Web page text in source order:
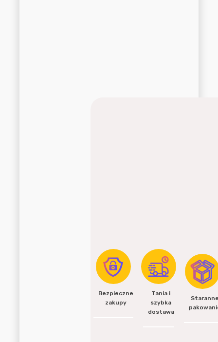
Bezpieczne
zakupy
Tania i
szybka
dostawa